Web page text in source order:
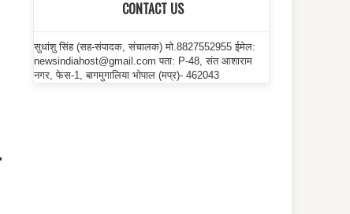
CONTACT US
सुधांशु सिंह (सह-संपादक, संचालक) मो.8827552955 ईमेल:
newsindiahost@gmail.com पता: P-48, संत आशाराम
नगर, फेस-1, बागमुगालिया भोपाल (मप्र)- 462043